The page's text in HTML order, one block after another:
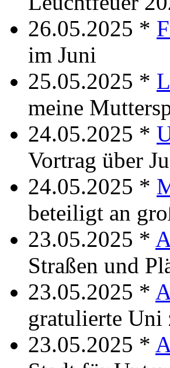
26.05.2025 *
im Juni
25.05.2025 *
meine
24.05.2025 *
Vortrag über
24.05.2025 *
beteiligt an
23.05.2025 *
Straßen und
23.05.2025 *
gratulierte
23.05.2025 *